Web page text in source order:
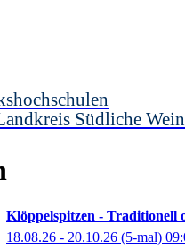
Südliche
Klöppelspitzen - Traditionell
18.08.26 - 20.10.26 (5-mal)